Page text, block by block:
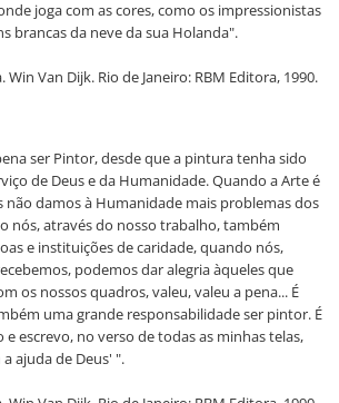
joga com as cores, como os impressionistas
brancas da neve da sua Holanda".
Win Van Dijk. Rio de Janeiro: RBM Editora, 1990.
ser Pintor, desde que a pintura tenha sido
de Deus e da Humanidade. Quando a Arte é
não damos à Humanidade mais problemas dos
nós, através do nosso trabalho, também
e instituições de caridade, quando nós,
podemos dar alegria àqueles que
os nossos quadros, valeu, valeu a pena... É
uma grande responsabilidade ser pintor. É
e escrevo, no verso de todas as minhas telas,
ajuda de Deus' ".